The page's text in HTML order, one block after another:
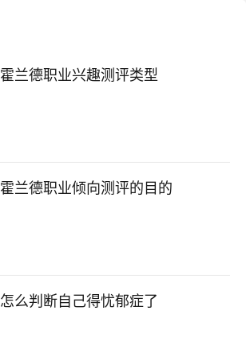
霍兰德职业兴趣测评类型
霍兰德职业倾向测评的目的
怎么判断自己得忧郁症了